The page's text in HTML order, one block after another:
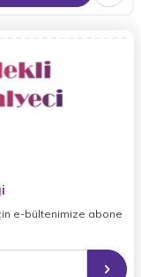
e-bültenimize abone